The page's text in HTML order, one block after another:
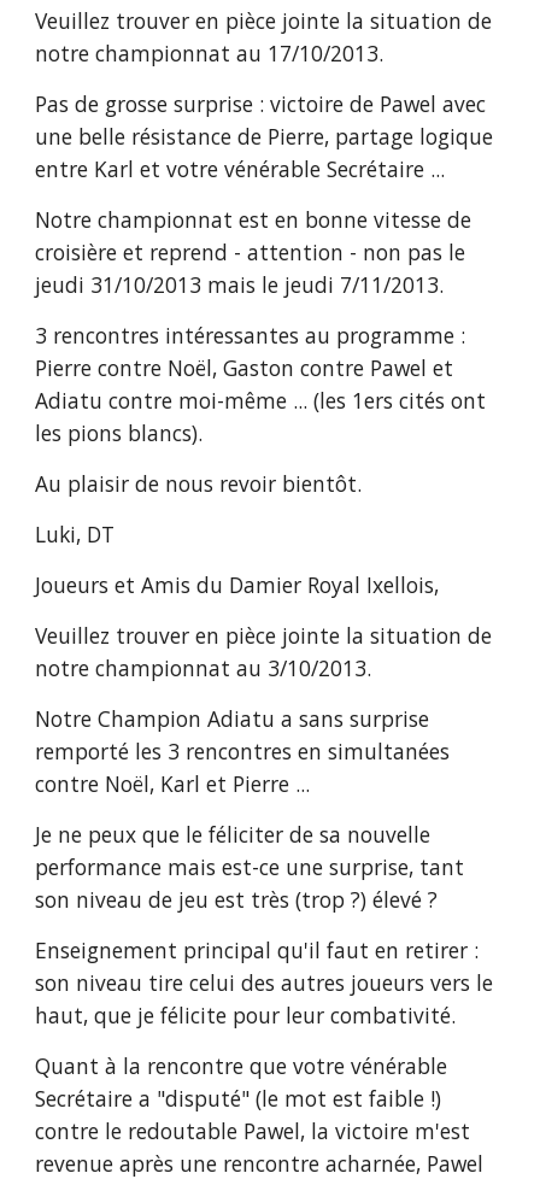
Veuillez trouver en pièce jointe la situation de
notre championnat au 17/10/2013.
Pas de grosse surprise : victoire de Pawel avec
une belle résistance de Pierre, partage logique
entre Karl et votre vénérable Secrétaire ...
Notre championnat est en bonne vitesse de
croisière et reprend - attention - non pas le
jeudi 31/10/2013 mais le jeudi 7/11/2013.
3 rencontres intéressantes au programme :
Pierre contre Noël, Gaston contre Pawel et
Adiatu contre moi-même ... (les 1ers cités ont
les pions blancs).
Au plaisir de nous revoir bientôt.
Luki, DT
Joueurs et Amis du Damier Royal Ixellois,
Veuillez trouver en pièce jointe la situation de
notre championnat au 3/10/2013.
Notre Champion Adiatu a sans surprise
remporté les 3 rencontres en simultanées
contre Noël, Karl et Pierre ...
Je ne peux que le féliciter de sa nouvelle
performance mais est-ce une surprise, tant
son niveau de jeu est très (trop ?) élevé ?
Enseignement principal qu'il faut en retirer :
son niveau tire celui des autres joueurs vers le
haut, que je félicite pour leur combativité.
Quant à la rencontre que votre vénérable
Secrétaire a "disputé" (le mot est faible !)
contre le redoutable Pawel, la victoire m'est
revenue après une rencontre acharnée, Pawel